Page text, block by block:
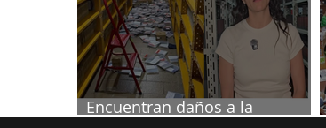
Encuentran daños a la